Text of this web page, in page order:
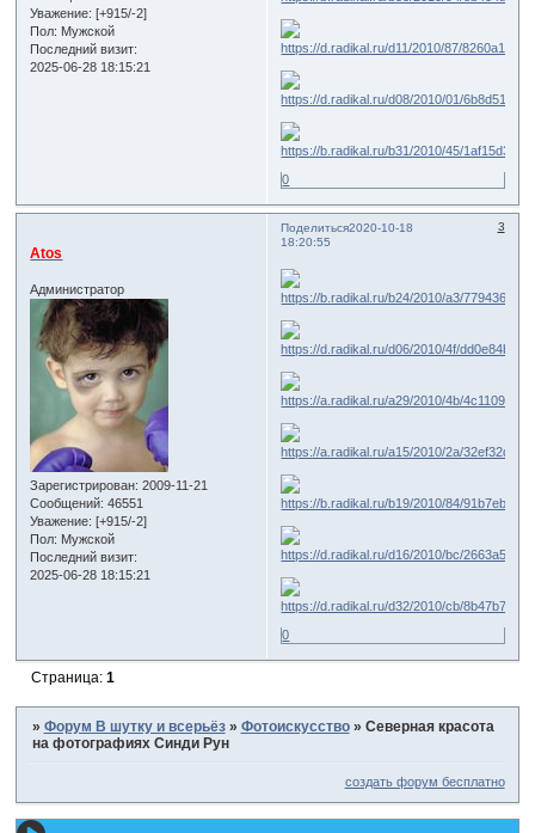
Уважение: [+915/-2]
Пол: Мужской
Последний визит:
2025-06-28 18:15:21
0
Поделиться 3
2020-10-18
18:20:55
Atos
Администратор
Зарегистрирован: 2009-11-21
Сообщений: 46551
Уважение: [+915/-2]
Пол: Мужской
Последний визит:
2025-06-28 18:15:21
0
Страница: 1
» Форум В шутку и всерьёз » Фотоискусство » Северная красота
на фотографиях Синди Рун
создать форум бесплатно